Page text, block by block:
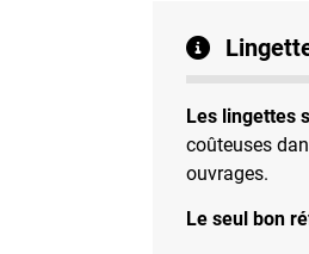
Les lingettes
coûteuses
ouvrages.
Le seul bon